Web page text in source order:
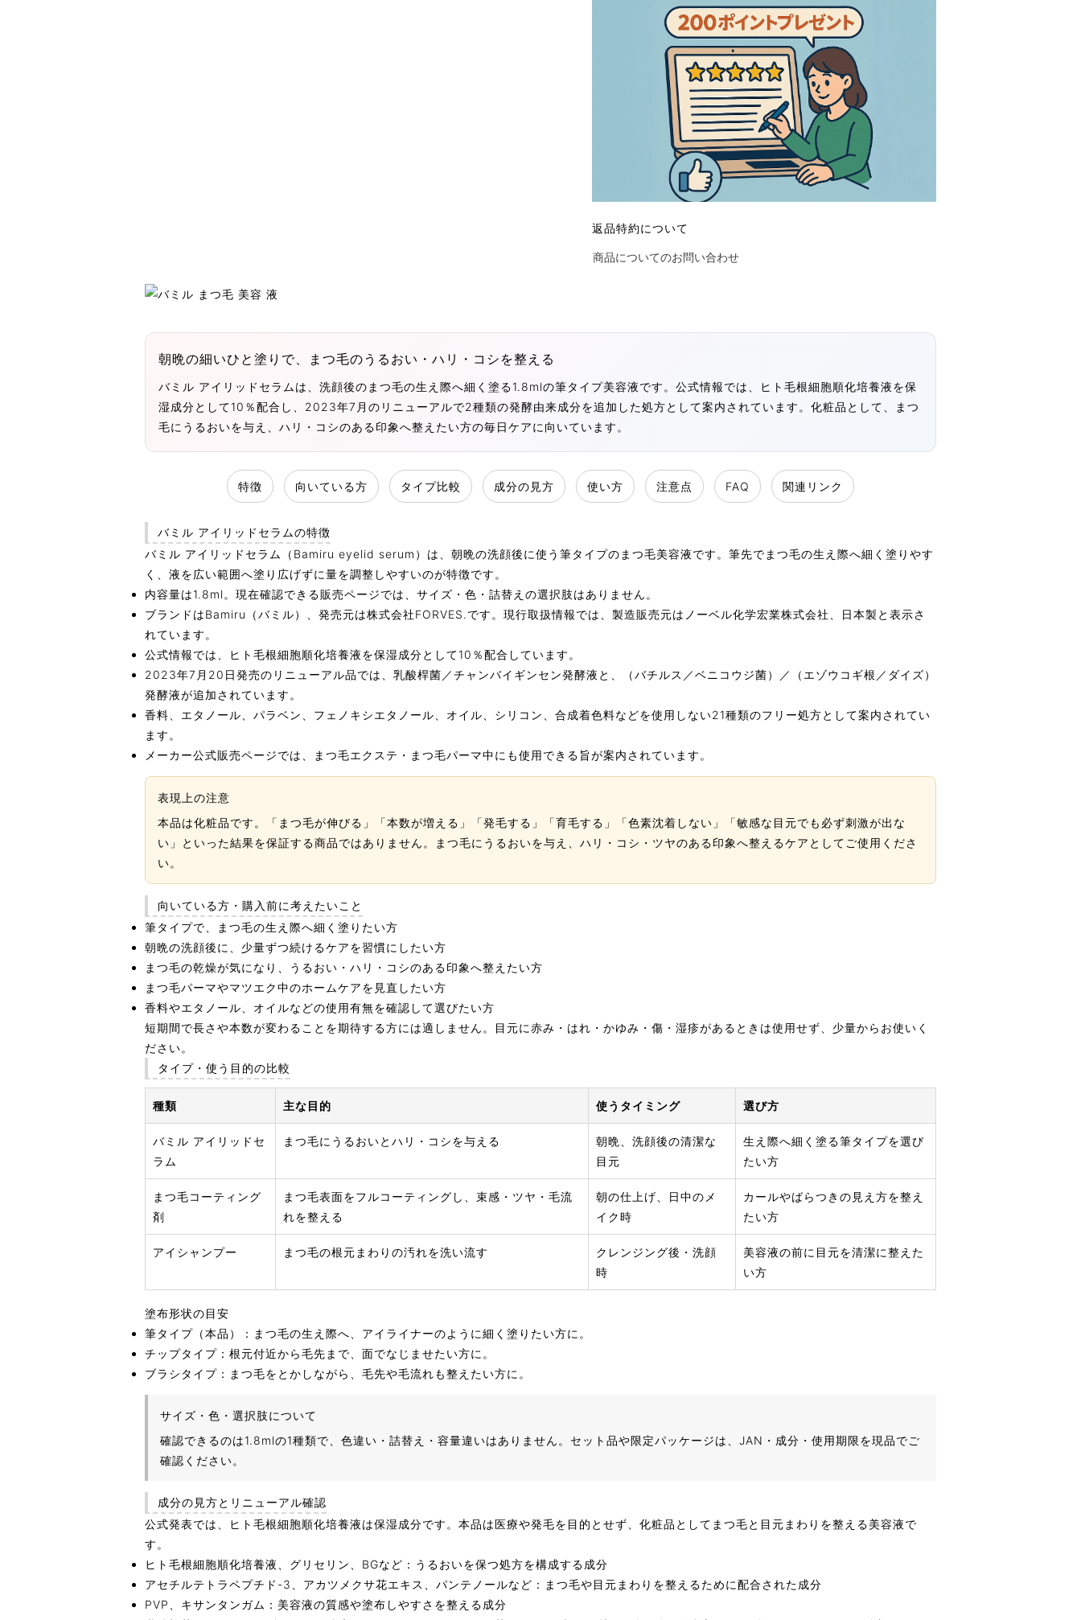
返品特約について
商品についてのお問い合わせ
朝晩の細いひと塗りで、まつ毛のうるおい・ハリ・コシを整える
バミル アイリッドセラムは、洗顔後のまつ毛の生え際へ細く塗る1.8mlの筆タイプ美容液です。公式情報では、ヒト毛根細胞順化培養液を保
湿成分として10％配合し、2023年7月のリニューアルで2種類の発酵由来成分を追加した処方として案内されています。化粧品として、まつ
毛にうるおいを与え、ハリ・コシのある印象へ整えたい方の毎日ケアに向いています。
特徴 向いている方 タイプ比較 成分の見方 使い方 注意点 FAQ 関連リンク
バミル アイリッドセラムの特徴
バミル アイリッドセラム（Bamiru eyelid serum）は、朝晩の洗顔後に使う筆タイプのまつ毛美容液です。筆先でまつ毛の生え際へ細く塗りやす
く、液を広い範囲へ塗り広げずに量を調整しやすいのが特徴です。
内容量は1.8ml。現在確認できる販売ページでは、サイズ・色・詰替えの選択肢はありません。
ブランドはBamiru（バミル）、発売元は株式会社FORVES.です。現行取扱情報では、製造販売元はノーベル化学宏業株式会社、日本製と表示さ
れています。
公式情報では、ヒト毛根細胞順化培養液を保湿成分として10％配合しています。
2023年7月20日発売のリニューアル品では、乳酸桿菌／チャンバイギンセン発酵液と、（バチルス／ベニコウジ菌）／（エゾウコギ根／ダイズ）
発酵液が追加されています。
香料、エタノール、パラベン、フェノキシエタノール、オイル、シリコン、合成着色料などを使用しない21種類のフリー処方として案内されてい
ます。
メーカー公式販売ページでは、まつ毛エクステ・まつ毛パーマ中にも使用できる旨が案内されています。
表現上の注意
本品は化粧品です。「まつ毛が伸びる」「本数が増える」「発毛する」「育毛する」「色素沈着しない」「敏感な目元でも必ず刺激が出な
い」といった結果を保証する商品ではありません。まつ毛にうるおいを与え、ハリ・コシ・ツヤのある印象へ整えるケアとしてご使用くださ
い。
向いている方・購入前に考えたいこと
筆タイプで、まつ毛の生え際へ細く塗りたい方
朝晩の洗顔後に、少量ずつ続けるケアを習慣にしたい方
まつ毛の乾燥が気になり、うるおい・ハリ・コシのある印象へ整えたい方
まつ毛パーマやマツエク中のホームケアを見直したい方
香料やエタノール、オイルなどの使用有無を確認して選びたい方
短期間で長さや本数が変わることを期待する方には適しません。目元に赤み・はれ・かゆみ・傷・湿疹があるときは使用せず、少量からお使いく
ださい。
タイプ・使う目的の比較
種類 主な目的 使うタイミング 選び方
バミル アイリッドセ
ラム
まつ毛にうるおいとハリ・コシを与える
朝晩、洗顔後の清潔な
目元
生え際へ細く塗る筆タイプを選び
たい方
まつ毛コーティング
剤
まつ毛表面をフルコーティングし、束感・ツヤ・毛流
れを整える
朝の仕上げ、日中のメ
イク時
カールやばらつきの見え方を整え
たい方
アイシャンプー まつ毛の根元まわりの汚れを洗い流す
クレンジング後・洗顔
時
美容液の前に目元を清潔に整えた
い方
塗布形状の目安
筆タイプ（本品）：まつ毛の生え際へ、アイライナーのように細く塗りたい方に。
チップタイプ：根元付近から毛先まで、面でなじませたい方に。
ブラシタイプ：まつ毛をとかしながら、毛先や毛流れも整えたい方に。
サイズ・色・選択肢について
確認できるのは1.8mlの1種類で、色違い・詰替え・容量違いはありません。セット品や限定パッケージは、JAN・成分・使用期限を現品でご
確認ください。
成分の見方とリニューアル確認
公式発表では、ヒト毛根細胞順化培養液は保湿成分です。本品は医療や発毛を目的とせず、化粧品としてまつ毛と目元まわりを整える美容液で
す。
ヒト毛根細胞順化培養液、グリセリン、BGなど：うるおいを保つ処方を構成する成分
アセチルテトラペプチド-3、アカツメクサ花エキス、パンテノールなど：まつ毛や目元まわりを整えるために配合された成分
PVP、キサンタンガム：美容液の質感や塗布しやすさを整える成分